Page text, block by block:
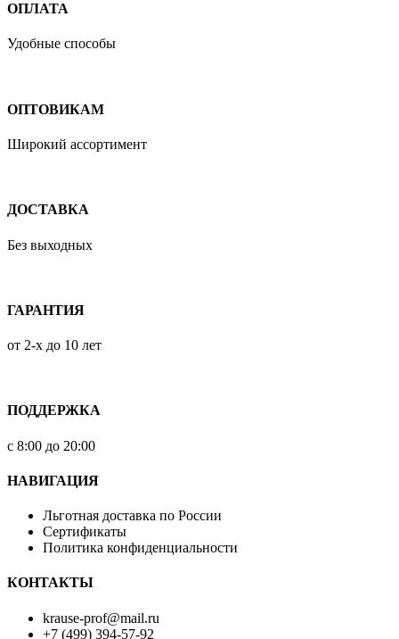
ОПЛАТА
Удобные способы
ОПТОВИКАМ
Широкий ассортимент
ДОСТАВКА
Без выходных
ГАРАНТИЯ
от 2-х до 10 лет
ПОДДЕРЖКА
с 8:00 до 20:00
НАВИГАЦИЯ
Льготная доставка по России
Сертификаты
Политика конфиденциальности
КОНТАКТЫ
krause-prof@mail.ru
+7 (499) 394-57-92